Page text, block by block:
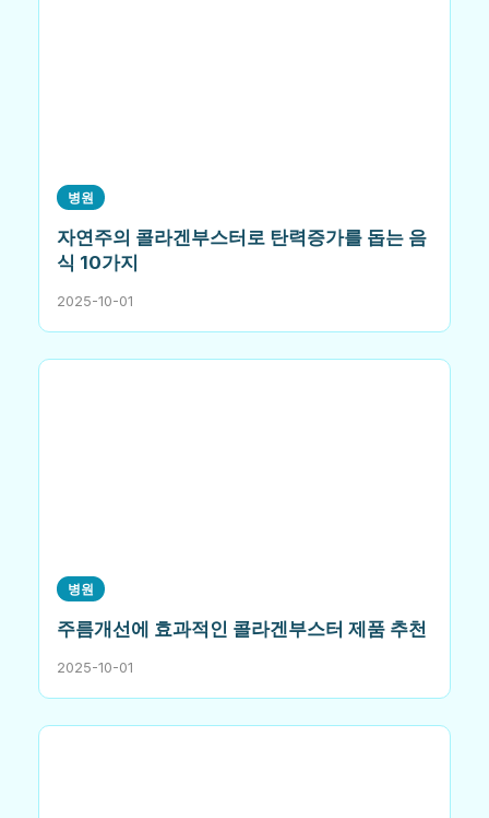
병원
자연주의 콜라겐부스터로 탄력증가를 돕는 음
식 10가지
2025-10-01
병원
주름개선에 효과적인 콜라겐부스터 제품 추천
2025-10-01